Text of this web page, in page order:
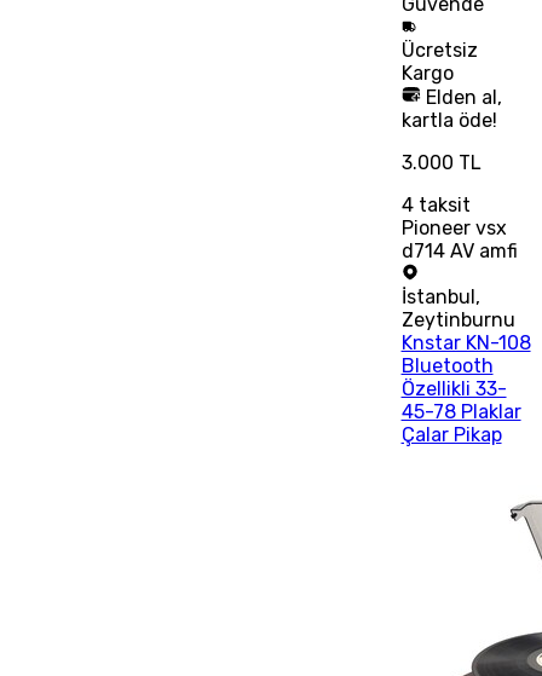
Güvende
Ücretsiz
Kargo
Elden al,
kartla öde!
3.000 TL
4taksit
Pioneer vsx
d714 AV amfi
İstanbul ,
Zeytinburnu
Knstar KN-108
Bluetooth
Özellikli 33-
45-78 Plaklar
Çalar Pikap